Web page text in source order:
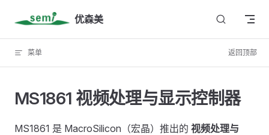
Skip to content 优森美
菜单 返回顶部
MS1861 视频处理与显示控制器
MS1861 是 MacroSilicon（宏晶）推出的 视频处理与